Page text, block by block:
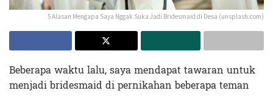
5 Alasan Mengapa Saya Nggak Suka Jadi Bridesmaid di Desa (unsplash.com)
Beberapa waktu lalu, saya mendapat tawaran untuk
menjadi bridesmaid di pernikahan beberapa teman